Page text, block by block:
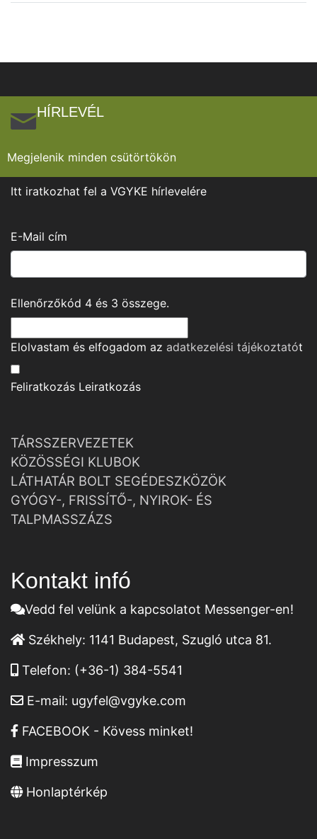
HÍRLEVÉL
Megjelenik minden csütörtökön
Itt iratkozhat fel a VGYKE hírlevelére
E-Mail cím
Ellenőrzőkód 4 és 3 összege.
Elolvastam és elfogadom az adatkezelési tájékoztatót
Feliratkozás Leiratkozás
TÁRSSZERVEZETEK
KÖZÖSSÉGI KLUBOK
LÁTHATÁR BOLT SEGÉDESZKÖZÖK
GYÓGY-, FRISSÍTŐ-, NYIROK- ÉS
TALPMASSZÁZS
Kontakt infó
Vedd fel velünk a kapcsolatot Messenger-en!
Székhely: 1141 Budapest, Szugló utca 81.
Telefon: (+36-1) 384-5541
E-mail: ugyfel@vgyke.com
FACEBOOK - Kövess minket!
Impresszum
Honlaptérkép